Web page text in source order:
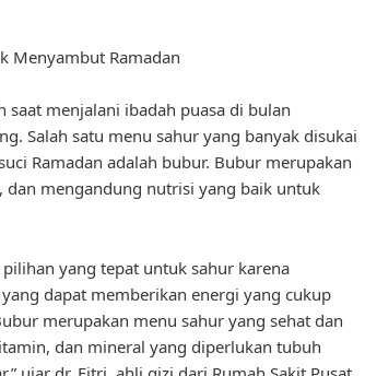
Menyambut Ramadan
menjalani ibadah puasa di bulan
Salah satu menu sahur yang banyak disukai
Ramadan adalah bubur. Bubur merupakan
dan mengandung nutrisi yang baik untuk
yang tepat untuk sahur karena
dapat memberikan energi yang cukup
merupakan menu sahur yang sehat dan
dan mineral yang diperlukan tubuh